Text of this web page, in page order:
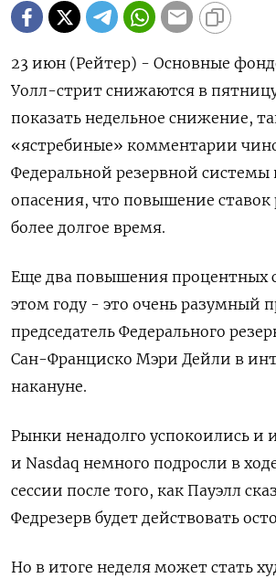
23 июн (Рейтер) - Основные
Уолл-стрит снижаются в
показать недельное снижение,
«ястребиные» комментарии
Федеральной резервной системы
опасения, что повышение ставок
более долгое время.
Еще два повышения процентных
этом году - это очень разумный
председатель Федерального
Сан-Франциско Мэри Дейли в
накануне.
Рынки ненадолго успокоились и
и Nasdaq немного подросли в
сессии после того, как Пауэлл
Федрезерв будет действовать
Но в итоге неделя может стать